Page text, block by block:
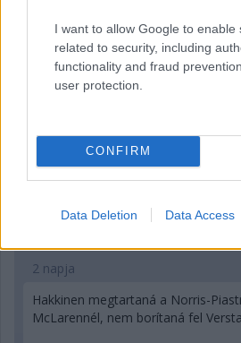
I want to allow Google to enable
related to security, including
functionality and fraud
user protection.
CONFIRM
Data Deletion Data Access
2 napja
Hakkinen megtartaná a Norris-
McLarennél, nem borítaná fel